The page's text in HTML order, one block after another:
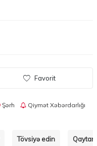
Favorit
Şərh Qiymət Xəbərdarlığı
Tövsiyə edin